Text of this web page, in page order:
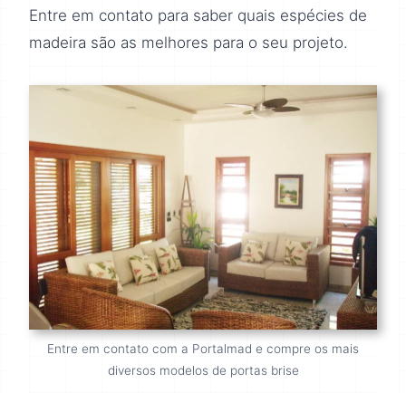
Entre em contato para saber quais espécies de
madeira são as melhores para o seu projeto.
Entre em contato com a Portalmad e compre os mais
diversos modelos de portas brise